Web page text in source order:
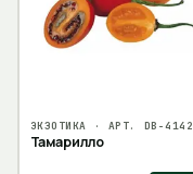
ЭКЗОТИКА · АРТ. DB-4142
Тамарилло